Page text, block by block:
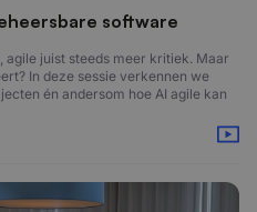
software
juist steeds meer kritiek. Maar
In deze sessie verkennen we
én andersom hoe AI agile kan